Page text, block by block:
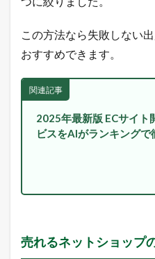
品
2.1
市
総
合
ラ
グ
この方法なら失敗しない
おすすめできます。
関連記事
2025年最新版 ECサイト
ビスをAIがランキングで
売れるネットショップ